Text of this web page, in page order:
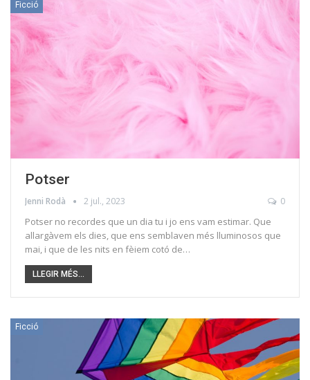
Ficció
Potser
Jenni Rodà 2 jul., 2023 0
Potser no recordes que un dia tu i jo ens vam estimar. Que
allargàvem els dies, que ens semblaven més lluminosos que
mai, i que de les nits en fèiem cotó de…
LLEGIR MÉS...
Ficció